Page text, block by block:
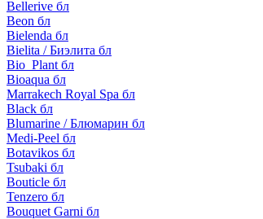
Bellerive бл
Beon бл
Bielenda бл
Bielita / Биэлита бл
Bio_Plant бл
Bioaqua бл
Marrakech Royal Spa бл
Black бл
Blumarine / Блюмарин бл
Medi-Peel бл
Botavikos бл
Tsubaki бл
Bouticle бл
Tenzero бл
Bouquet Garni бл